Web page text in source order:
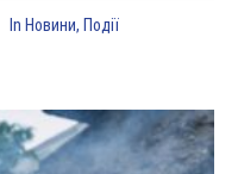
In Новини, Події